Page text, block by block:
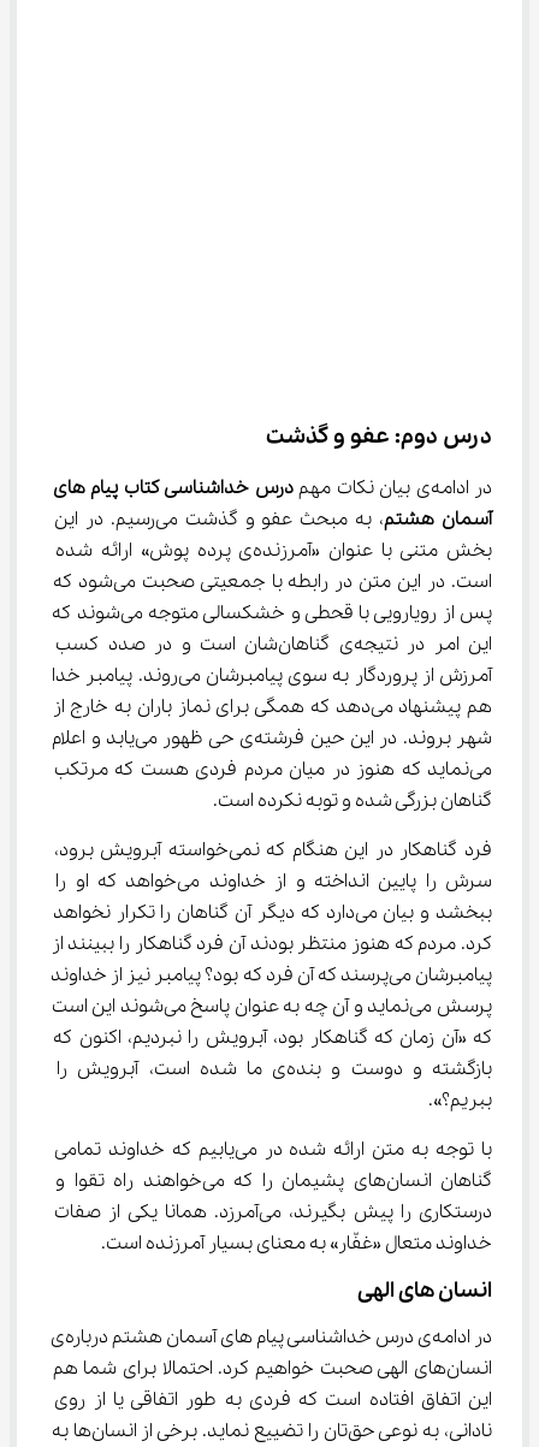
درس دوم: عفو و گذشت
در ادامه‌ی بیان نکات مهم
درس خداشناسی کتاب پیام های
آسمان هشتم
، به مبحث عفو و گذشت می‌رسیم. در این
بخش متنی با عنوان «آمرزنده‌ی پرده پوش» ارائه شده
است. در این متن در رابطه با جمعیتی صحبت می‌شود که
پس از رویارویی با قحطی و خشکسالی متوجه می‌شوند که
این امر در نتیجه‌ی گناهان‌شان است و در صدد کسب
آمرزش از پروردگار به سوی پیامبرشان می‌روند. پیامبر خدا
هم پیشنهاد می‌دهد که همگی برای نماز باران به خارج از
شهر بروند. در این حین فرشته‌ی حی ظهور می‌یابد و اعلام
می‌نماید که هنوز در میان مردم فردی هست که مرتکب
گناهان بزرگی شده و توبه نکرده است.
فرد گناهکار در این هنگام که نمی‌خواسته آبرویش برود،
سرش را پایین انداخته و از خداوند می‌خواهد که او را
ببخشد و بیان می‌دارد که دیگر آن گناهان را تکرار نخواهد
کرد. مردم که هنوز منتظر بودند آن فرد گناهکار را ببینند از
پیامبرشان می‌پرسند که آن فرد که بود؟ پیامبر نیز از خداوند
پرسش می‌نماید و آن چه به عنوان پاسخ می‌شوند این است
که «آن زمان که گناهکار بود، آبرویش را نبردیم، اکنون که
بازگشته و دوست و بنده‌ی ما شده است، آبرویش را
ببریم؟».
با توجه به متن ارائه شده در می‌یابیم که خداوند تمامی
گناهان انسان‌های پشیمان را که می‌خواهند راه تقوا و
درستکاری را پیش بگیرند، می‌آمرزد. همانا یکی از صفات
خداوند متعال «غفّار» به معنای بسیار آمرزنده است.
انسان های الهی
در ادامه‌ی درس خداشناسی پیام های آسمان هشتم درباره‌ی
انسان‌های الهی صحبت خواهیم کرد. احتمالا برای شما هم
این اتفاق افتاده است که فردی به طور اتفاقی یا از روی
نادانی، به نوعی حق‌تان را تضییع نماید. برخی از انسان‌ها به